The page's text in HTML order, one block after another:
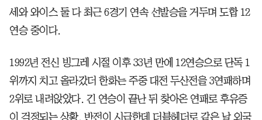
세와 와이스 둘 다 최근 6경기 연속 선발승을 거두며 도합 12
연승 중이다.
1992년 전신 빙그레 시절 이후 33년 만에 12연승으로 단독 1
위까지 치고 올라갔더 한화는 주중 대전 두산전을 3연패하며
2위로 내려앉았다. 긴 연승이 끝난 뒤 찾아온 연패로 후유증
이 걱정되는 상황. 반전이 시급한데 더블헤더로 같은 날 외국